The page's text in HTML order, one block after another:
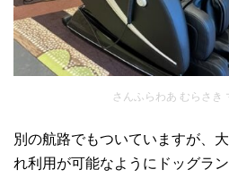
さんふらわあ むらさき
別の航路でもついていますが、
れ利用が可能なようにドッグラン